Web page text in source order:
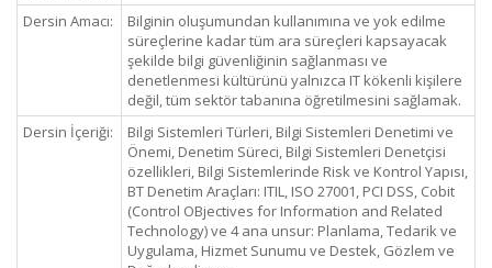
Dersin Amacı:
Bilginin oluşumundan kullanımına ve yok edilme
süreçlerine kadar tüm ara süreçleri kapsayacak
şekilde bilgi güvenliğinin sağlanması ve
denetlenmesi kültürünü yalnızca IT kökenli kişilere
değil, tüm sektör tabanına öğretilmesini sağlamak.
Dersin İçeriği:
Bilgi Sistemleri Türleri, Bilgi Sistemleri Denetimi ve
Önemi, Denetim Süreci, Bilgi Sistemleri Denetçisi
özellikleri, Bilgi Sistemlerinde Risk ve Kontrol Yapısı,
BT Denetim Araçları: ITIL, ISO 27001, PCI DSS, Cobit
(Control OBjectives for Information and Related
Technology) ve 4 ana unsur: Planlama, Tedarik ve
Uygulama, Hizmet Sunumu ve Destek, Gözlem ve